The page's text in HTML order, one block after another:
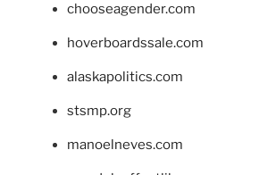
chooseagender.com
hoverboardssale.com
alaskapolitics.com
stsmp.org
manoelneves.com